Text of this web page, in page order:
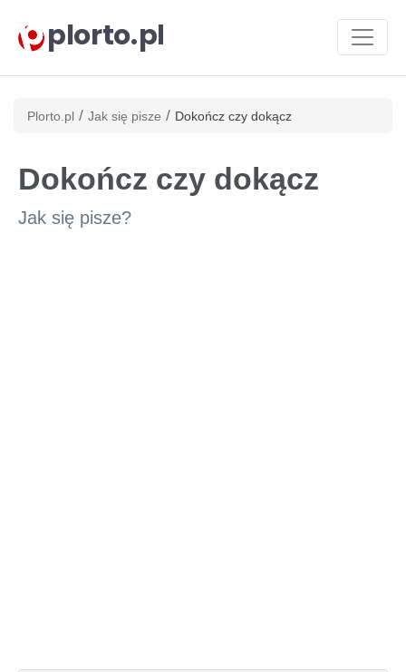
plorto.pl
Plorto.pl / Jak się pisze / Dokończ czy dokącz
Dokończ czy dokącz
Jak się pisze?